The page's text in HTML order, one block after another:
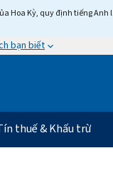
Hoa Kỳ, quy định tiếng
bạn biết
thuế & Khấu trừ